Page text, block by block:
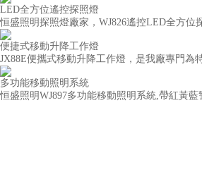
LED全方位遙控探照燈
恒盛照明探照燈廠家，WJ826遙控LED全方位
便捷式移動升降工作燈
JX88E便攜式移動升降工作燈，是我廠專門為
多功能移動照明系統
恒盛照明WJ897多功能移動照明系統,帶紅黃